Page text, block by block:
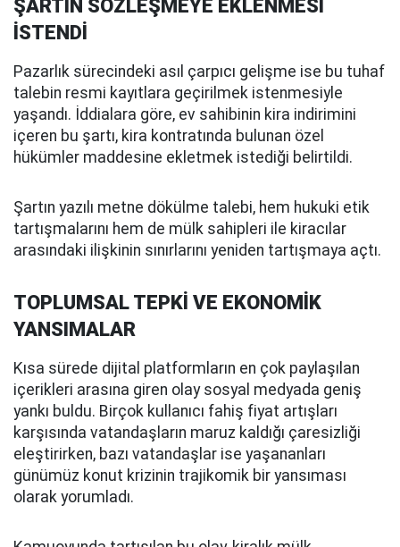
ŞARTIN SÖZLEŞMEYE EKLENMESİ
İSTENDİ
Pazarlık sürecindeki asıl çarpıcı gelişme ise bu tuhaf
talebin resmi kayıtlara geçirilmek istenmesiyle
yaşandı. İddialara göre, ev sahibinin kira indirimini
içeren bu şartı, kira kontratında bulunan özel
hükümler maddesine ekletmek istediği belirtildi.
Şartın yazılı metne dökülme talebi, hem hukuki etik
tartışmalarını hem de mülk sahipleri ile kiracılar
arasındaki ilişkinin sınırlarını yeniden tartışmaya açtı.
TOPLUMSAL TEPKİ VE EKONOMİK
YANSIMALAR
Kısa sürede dijital platformların en çok paylaşılan
içerikleri arasına giren olay sosyal medyada geniş
yankı buldu. Birçok kullanıcı fahiş fiyat artışları
karşısında vatandaşların maruz kaldığı çaresizliği
eleştirirken, bazı vatandaşlar ise yaşananları
günümüz konut krizinin trajikomik bir yansıması
olarak yorumladı.